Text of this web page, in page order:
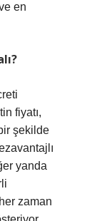
en
fiyatı,
şekilde
yanda
zaman